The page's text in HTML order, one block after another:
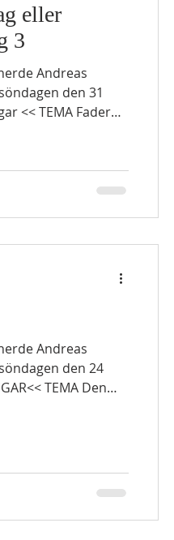
eller
3
Andreas
den 31
<< TEMA Fadern,
prästen i
andra sidan öknen
den 24
TEMA Den